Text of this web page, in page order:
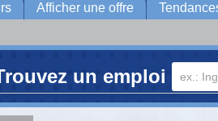
Afficher une offre
un emploi